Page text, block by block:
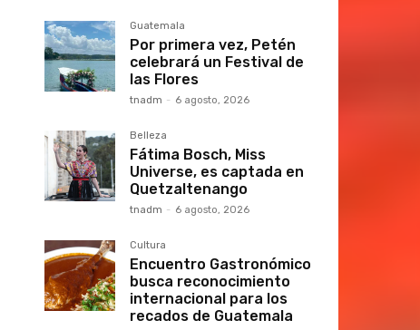
Guatemala
Por primera vez, Petén
celebrará un Festival de
las Flores
tnadm - 6 agosto, 2026
Belleza
Fátima Bosch, Miss
Universe, es captada en
Quetzaltenango
tnadm - 6 agosto, 2026
Cultura
Encuentro Gastronómico
busca reconocimiento
internacional para los
recados de Guatemala